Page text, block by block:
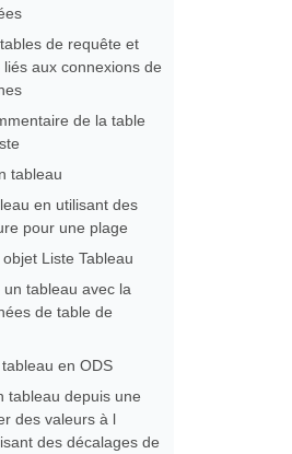
de requête et
aux connexions de
de la table
tableau
en utilisant des
pour une plage
Liste Tableau
tableau avec la
de table de
en ODS
tableau depuis une
des valeurs à l
des décalages de